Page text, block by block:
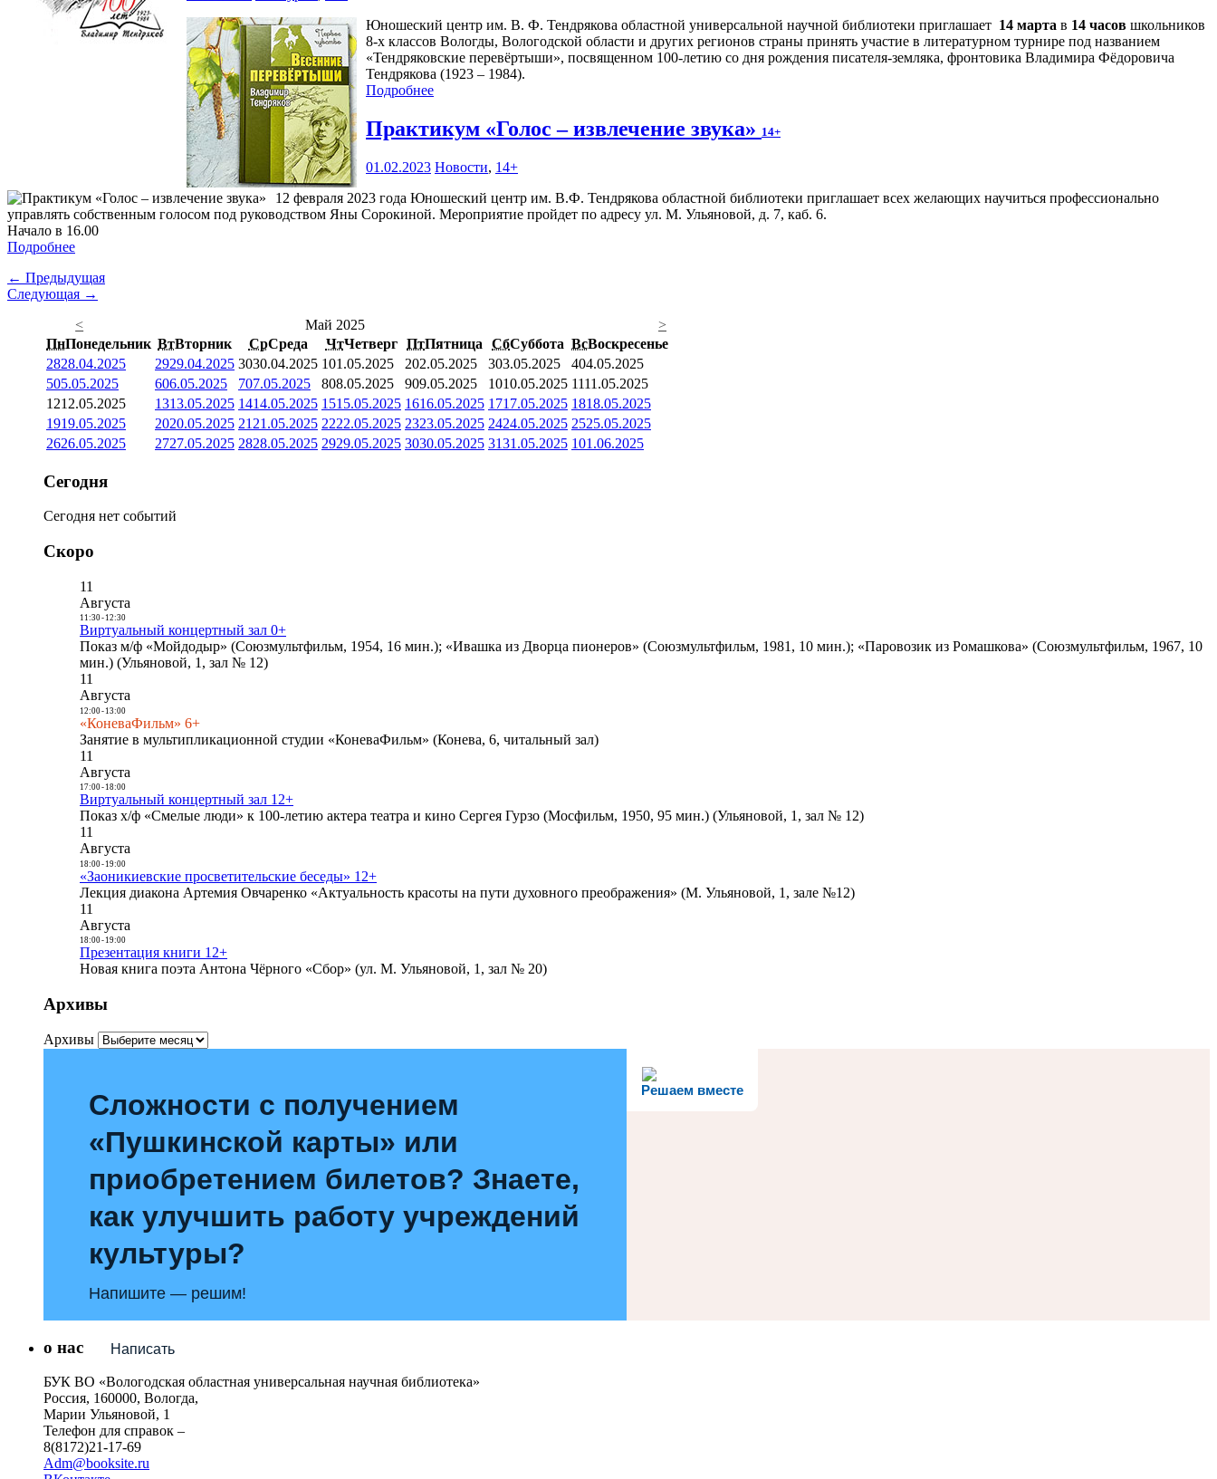
Юношеский центр им. В. Ф. Тендрякова областной универсальной научной библиотеки приглашает 14 марта в 14 часов школьников
8-х классов Вологды, Вологодской области и других регионов страны принять участие в литературном турнире под названием
«Тендряковские перевёртыши», посвященном 100-летию со дня рождения писателя-земляка, фронтовика Владимира Фёдоровича
Тендрякова (1923 – 1984).
Подробнее
Практикум «Голос – извлечение звука» 14+
01.02.2023 Новости, 14+
12 февраля 2023 года Юношеский центр им. В.Ф. Тендрякова областной библиотеки приглашает всех желающих научиться профессионально
управлять собственным голосом под руководством Яны Сорокиной. Мероприятие пройдет по адресу ул. М. Ульяновой, д. 7, каб. 6.
Начало в 16.00
Подробнее
← Предыдущая
Следующая →
<
Май 2025
>
ПнПонедельник ВтВторник СрСреда ЧтЧетверг ПтПятница СбСуббота ВсВоскресенье
2828.04.2025 2929.04.2025 3030.04.2025 101.05.2025 202.05.2025 303.05.2025 404.05.2025
505.05.2025 606.05.2025 707.05.2025 808.05.2025 909.05.2025 1010.05.2025 1111.05.2025
1212.05.2025 1313.05.2025 1414.05.2025 1515.05.2025 1616.05.2025 1717.05.2025 1818.05.2025
1919.05.2025 2020.05.2025 21 21.05.2025 2222.05.2025 2323.05.2025 2424.05.2025 2525.05.2025
2626.05.2025 2727.05.2025 2828.05.2025 2929.05.2025 3030.05.2025 3131.05.2025 101.06.2025
Сегодня
Сегодня нет событий
Скоро
11
Августа
11:30- 12:30
Виртуальный концертный зал 0+
Показ м/ф «Мойдодыр» (Союзмультфильм, 1954, 16 мин.); «Ивашка из Дворца пионеров» (Союзмультфильм, 1981, 10 мин.); «Паровозик из Ромашкова» (Союзмультфильм, 1967, 10
мин.) (Ульяновой, 1, зал № 12)
11
Августа
12:00- 13:00
«КоневаФильм» 6+
Занятие в мультипликационной студии «КоневаФильм» (Конева, 6, читальный зал)
11
Августа
17:00- 18:00
Виртуальный концертный зал 12+
Показ х/ф «Смелые люди» к 100-летию актера театра и кино Сергея Гурзо (Мосфильм, 1950, 95 мин.) (Ульяновой, 1, зал № 12)
11
Августа
18:00- 19:00
«Заоникиевские просветительские беседы» 12+
Лекция диакона Артемия Овчаренко «Актуальность красоты на пути духовного преображения» (М. Ульяновой, 1, зале №12)
11
Августа
18:00- 19:00
Презентация книги 12+
Новая книга поэта Антона Чёрного «Сбор» (ул. М. Ульяновой, 1, зал № 20)
Архивы
Архивы
Решаем вместе
Сложности с получением
«Пушкинской карты» или
приобретением билетов? Знаете,
как улучшить работу учреждений
культуры?
Напишите — решим!
Написать
о нас
БУК ВО «Вологодская областная универсальная научная библиотека»
Россия, 160000, Вологда,
Марии Ульяновой, 1
Телефон для справок –
8(8172)21-17-69
Adm@booksite.ru